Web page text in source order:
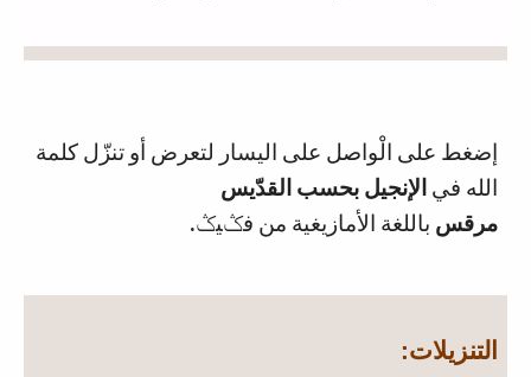
إضغط على الْواصل على اليسار لتعرض أو تنزّل كلمة
الله في الإنجيل بحسب القدّيس
مرقس باللغة الأمازيغية من فݣيݣ.
التنزيلات: